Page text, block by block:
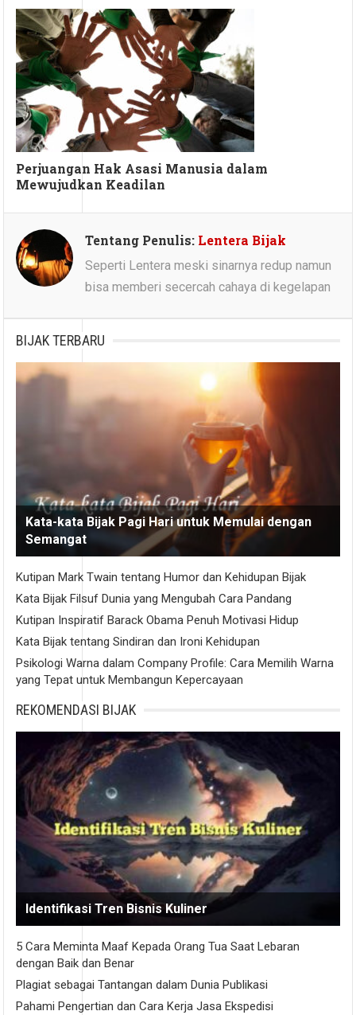
Perjuangan Hak Asasi Manusia dalam
Mewujudkan Keadilan
Tentang Penulis: Lentera Bijak
Seperti Lentera meski sinarnya redup namun
bisa memberi secercah cahaya di kegelapan
BIJAK TERBARU
Kata-kata Bijak Pagi Hari untuk Memulai dengan
Semangat
Kutipan Mark Twain tentang Humor dan Kehidupan Bijak
Kata Bijak Filsuf Dunia yang Mengubah Cara Pandang
Kutipan Inspiratif Barack Obama Penuh Motivasi Hidup
Kata Bijak tentang Sindiran dan Ironi Kehidupan
Psikologi Warna dalam Company Profile: Cara Memilih Warna
yang Tepat untuk Membangun Kepercayaan
REKOMENDASI BIJAK
Identifikasi Tren Bisnis Kuliner
5 Cara Meminta Maaf Kepada Orang Tua Saat Lebaran
dengan Baik dan Benar
Plagiat sebagai Tantangan dalam Dunia Publikasi
Pahami Pengertian dan Cara Kerja Jasa Ekspedisi